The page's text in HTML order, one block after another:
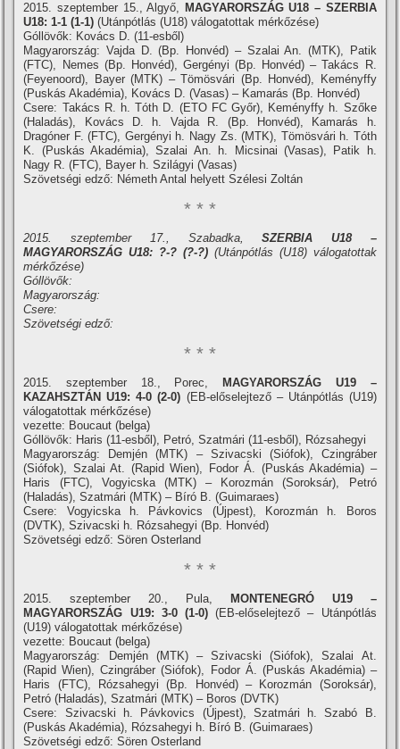
2015. szeptember 15., Algyő, MAGYARORSZÁG U18 – SZERBIA
U18: 1-1 (1-1) (Utánpótlás (U18) válogatottak mérkőzése)
Góllövők: Kovács D. (11-esből)
Magyarország: Vajda D. (Bp. Honvéd) – Szalai An. (MTK), Patik
(FTC), Nemes (Bp. Honvéd), Gergényi (Bp. Honvéd) – Takács R.
(Feyenoord), Bayer (MTK) – Tömösvári (Bp. Honvéd), Keményffy
(Puskás Akadémia), Kovács D. (Vasas) – Kamarás (Bp. Honvéd)
Csere: Takács R. h. Tóth D. (ETO FC Győr), Keményffy h. Szőke
(Haladás), Kovács D. h. Vajda R. (Bp. Honvéd), Kamarás h.
Dragóner F. (FTC), Gergényi h. Nagy Zs. (MTK), Tömösvári h. Tóth
K. (Puskás Akadémia), Szalai An. h. Micsinai (Vasas), Patik h.
Nagy R. (FTC), Bayer h. Szilágyi (Vasas)
Szövetségi edző: Németh Antal helyett Szélesi Zoltán
* * *
2015. szeptember 17., Szabadka,SZERBIA U18 –
MAGYARORSZÁG U18: ?-? (?-?) (Utánpótlás (U18) válogatottak
mérkőzése)
Góllövők:
Magyarország:
Csere:
Szövetségi edző:
* * *
2015. szeptember 18., Porec,
MAGYARORSZÁG U19 –
KAZAHSZTÁN U19: 4-0 (2-0) (EB-előselejtező – Utánpótlás (U19)
válogatottak mérkőzése)
vezette: Boucaut (belga)
Góllövők: Haris (11-esből), Petró, Szatmári (11-esből), Rózsahegyi
Magyarország: Demjén (MTK) – Szivacski (Siófok), Czingráber
(Siófok), Szalai At. (Rapid Wien), Fodor Á. (Puskás Akadémia) –
Haris (FTC), Vogyicska (MTK) – Korozmán (Soroksár), Petró
(Haladás), Szatmári (MTK) – Bí­ró B. (Guimaraes)
Csere: Vogyicska h. Pávkovics (Újpest), Korozmán h. Boros
(DVTK), Szivacski h. Rózsahegyi (Bp. Honvéd)
Szövetségi edző: Sören Osterland
* * *
2015. szeptember 20., Pula,
MONTENEGRÓ U19 –
MAGYARORSZÁG U19: 3-0 (1-0) (EB-előselejtező – Utánpótlás
(U19) válogatottak mérkőzése)
vezette: Boucaut (belga)
Magyarország: Demjén (MTK) – Szivacski (Siófok), Szalai At.
(Rapid Wien), Czingráber (Siófok), Fodor Á. (Puskás Akadémia) –
Haris (FTC), Rózsahegyi (Bp. Honvéd) – Korozmán (Soroksár),
Petró (Haladás), Szatmári (MTK) – Boros (DVTK)
Csere: Szivacski h. Pávkovics (Újpest), Szatmári h. Szabó B.
(Puskás Akadémia), Rózsahegyi h. Bí­ró B. (Guimaraes)
Szövetségi edző: Sören Osterland